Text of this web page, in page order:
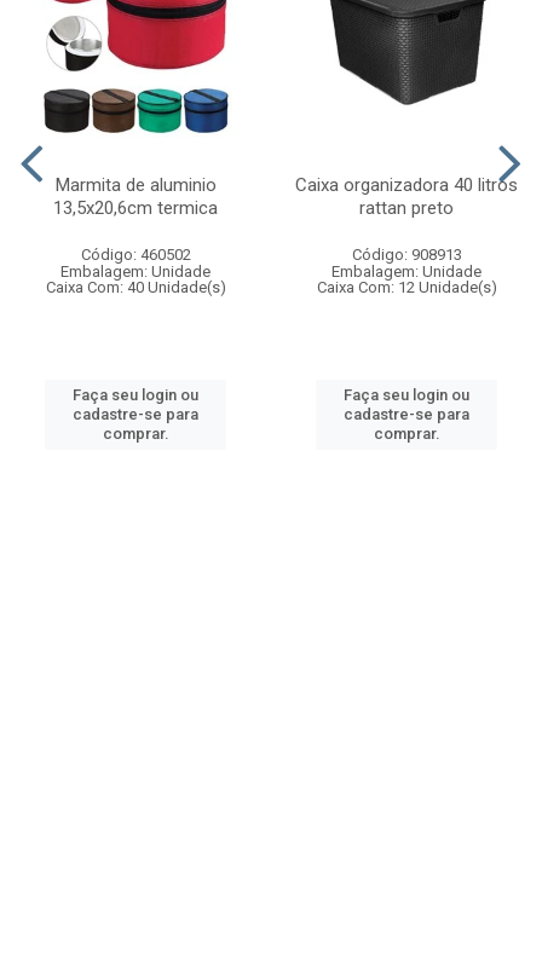
Marmita de aluminio
13,5x20,6cm termica
Código: 460502
Embalagem: Unidade
Caixa Com: 40 Unidade(s)
Faça seu login ou
cadastre-se para
comprar.
Caixa organizadora 40 litros
rattan preto
Código: 908913
Embalagem: Unidade
Caixa Com: 12 Unidade(s)
Faça seu login ou
cadastre-se para
comprar.